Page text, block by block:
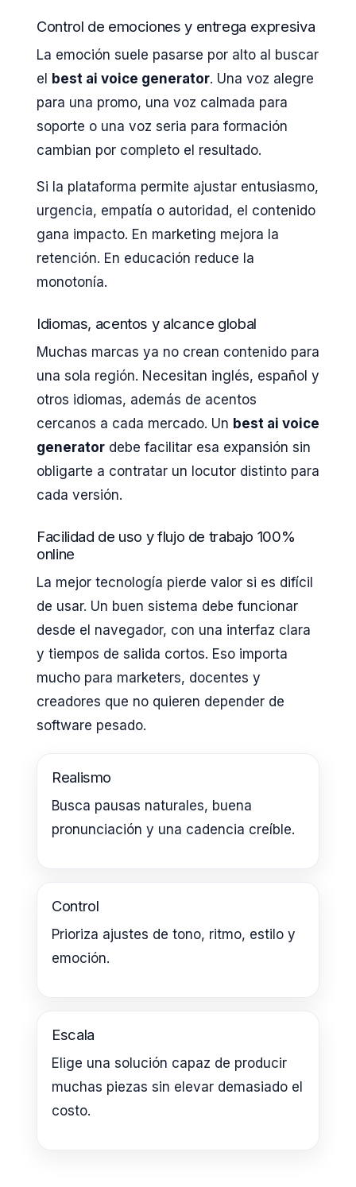
Control de emociones y entrega expresiva
La emoción suele pasarse por alto al buscar
el
best ai voice generator. Una voz alegre
para una promo, una voz calmada para
soporte o una voz seria para formación
cambian por completo el resultado.
Si la plataforma permite ajustar entusiasmo,
urgencia, empatía o autoridad, el contenido
gana impacto. En marketing mejora la
retención. En educación reduce la
monotonía.
Idiomas, acentos y alcance global
Muchas marcas ya no crean contenido para
una sola región. Necesitan inglés, español y
otros idiomas, además de acentos
cercanos a cada mercado. Un best ai voice
generator debe facilitar esa expansión sin
obligarte a contratar un locutor distinto para
cada versión.
Facilidad de uso y flujo de trabajo 100%
online
La mejor tecnología pierde valor si es difícil
de usar. Un buen sistema debe funcionar
desde el navegador, con una interfaz clara
y tiempos de salida cortos. Eso importa
mucho para marketers, docentes y
creadores que no quieren depender de
software pesado.
Realismo
Busca pausas naturales, buena
pronunciación y una cadencia creíble.
Control
Prioriza ajustes de tono, ritmo, estilo y
emoción.
Escala
Elige una solución capaz de producir
muchas piezas sin elevar demasiado el
costo.